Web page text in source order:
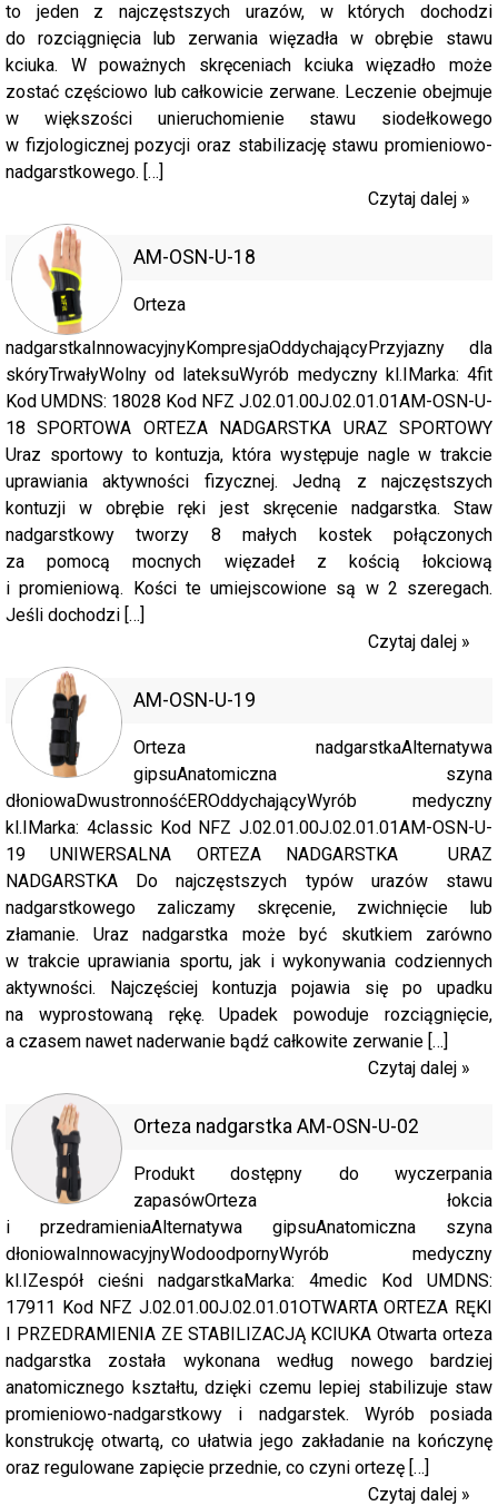
to jeden z najczęstszych urazów, w których dochodzi
do rozciągnięcia lub zerwania więzadła w obrębie stawu
kciuka. W poważnych skręceniach kciuka więzadło może
zostać częściowo lub całkowicie zerwane. Leczenie obejmuje
w większości unieruchomienie stawu siodełkowego
w fizjologicznej pozycji oraz stabilizację stawu promieniowo-
nadgarstkowego. […]
Czytaj dalej »
AM-OSN-U-18
Orteza
nadgarstkaInnowacyjnyKompresjaOddychającyPrzyjazny dla
skóryTrwałyWolny od lateksuWyrób medyczny kl.IMarka: 4fit
Kod UMDNS: 18028 Kod NFZ J.02.01.00J.02.01.01AM-OSN-U-
18 SPORTOWA ORTEZA NADGARSTKA URAZ SPORTOWY
Uraz sportowy to kontuzja, która występuje nagle w trakcie
uprawiania aktywności fizycznej. Jedną z najczęstszych
kontuzji w obrębie ręki jest skręcenie nadgarstka. Staw
nadgarstkowy tworzy 8 małych kostek połączonych
za pomocą mocnych więzadeł z kością łokciową
i promieniową. Kości te umiejscowione są w 2 szeregach.
Jeśli dochodzi […]
Czytaj dalej »
AM-OSN-U-19
Orteza nadgarstkaAlternatywa
gipsuAnatomiczna szyna
dłoniowaDwustronnośćEROddychającyWyrób medyczny
kl.IMarka: 4classic Kod NFZ J.02.01.00J.02.01.01AM-OSN-U-
19 UNIWERSALNA ORTEZA NADGARSTKA URAZ
NADGARSTKA Do najczęstszych typów urazów stawu
nadgarstkowego zaliczamy skręcenie, zwichnięcie lub
złamanie. Uraz nadgarstka może być skutkiem zarówno
w trakcie uprawiania sportu, jak i wykonywania codziennych
aktywności. Najczęściej kontuzja pojawia się po upadku
na wyprostowaną rękę. Upadek powoduje rozciągnięcie,
a czasem nawet naderwanie bądź całkowite zerwanie […]
Czytaj dalej »
Orteza nadgarstka AM-OSN-U-02
Produkt dostępny do wyczerpania
zapasówOrteza łokcia
i przedramieniaAlternatywa gipsuAnatomiczna szyna
dłoniowaInnowacyjnyWodoodpornyWyrób medyczny
kl.IZespół cieśni nadgarstkaMarka: 4medic Kod UMDNS:
17911 Kod NFZ J.02.01.00J.02.01.01OTWARTA ORTEZA RĘKI
I PRZEDRAMIENIA ZE STABILIZACJĄ KCIUKA Otwarta orteza
nadgarstka została wykonana według nowego bardziej
anatomicznego kształtu, dzięki czemu lepiej stabilizuje staw
promieniowo-nadgarstkowy i nadgarstek. Wyrób posiada
konstrukcję otwartą, co ułatwia jego zakładanie na kończynę
oraz regulowane zapięcie przednie, co czyni ortezę […]
Czytaj dalej »